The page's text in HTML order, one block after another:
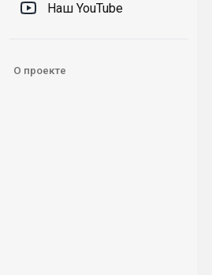
Наш YouTube
О проекте